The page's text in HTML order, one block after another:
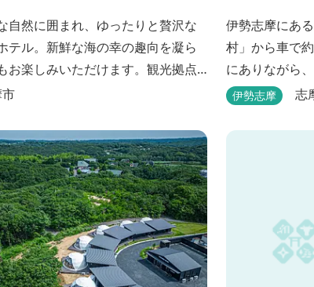
自然に囲まれ、ゆったりと贅沢な
テル。新鮮な海の幸の趣向を凝ら
お楽しみいただけます。観光拠点
。
伊勢志摩にあ
村」から車で
にありながら
ケーションと
と一緒に泊ま
伊勢志摩 志